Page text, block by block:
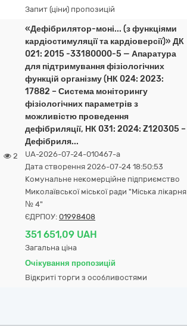
Запит (ціни) пропозицій
2
«Дефібрилятор-моні... (з функціями
кардіостимуляції та кардіоверсії)» ДК
021: 2015 -33180000-5 — Апаратура
для підтримування фізіологічних
функцій організму (НК 024: 2023:
17882 – Система моніторингу
фізіологічних параметрів з
можливістю проведення
дефібриляції, НК 031: 2024: Z120305 –
Дефібриля...
UA-2026-07-24-010467-a
Дата створення 2026-07-24 18:50:53
Комунальне некомерційне підприємство
Миколаївської міської ради "Міська лікарня
№ 4"
ЄДРПОУ: 01998408
351 651,09 UAH
Загальна ціна
Очікування пропозицій
Відкриті торги з особливостями